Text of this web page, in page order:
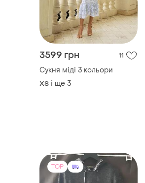
3599 грн 11
Сукня міді 3 кольори
ХS і ще 3
TOP